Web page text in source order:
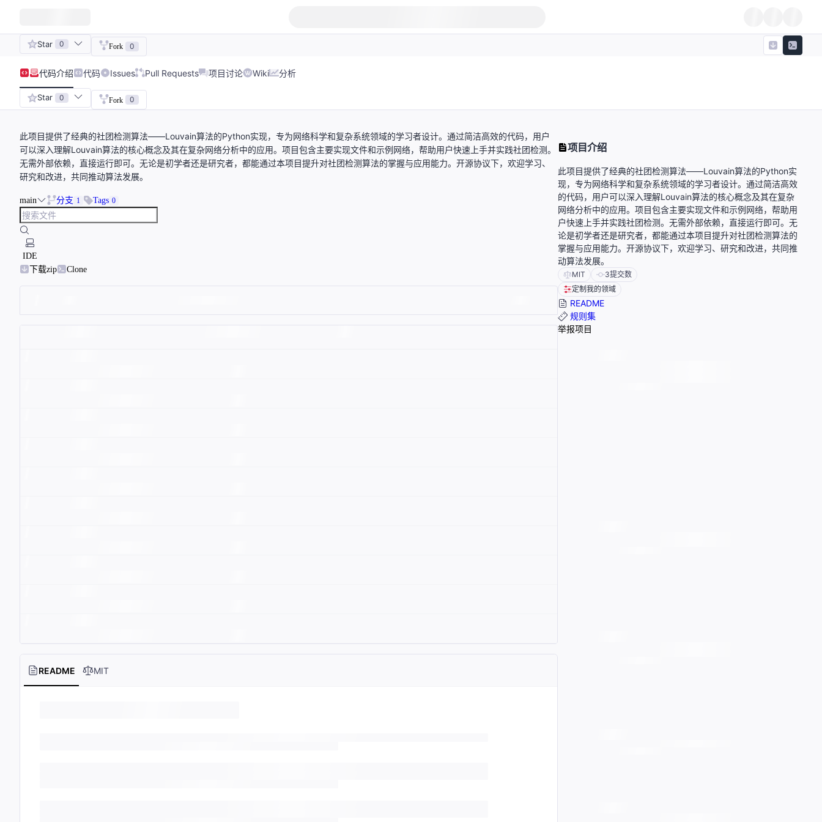
Star 0 Fork 0
代码介绍 代码 Issues Pull Requests 项目讨论 Wiki 分析
Star 0 Fork 0
此项目提供了经典的社团检测算法——Louvain算法的Python实现，专为网络科学和复杂系统领域的学习者设计。通过简洁高效的代码，用户
可以深入理解Louvain算法的核心概念及其在复杂网络分析中的应用。项目包含主要实现文件和示例网络，帮助用户快速上手并实践社团检测。
无需外部依赖，直接运行即可。无论是初学者还是研究者，都能通过本项目提升对社团检测算法的掌握与应用能力。开源协议下，欢迎学习、
研究和改进，共同推动算法发展。
main 分支 1 Tags 0
IDE
下载zip
Clone
README MIT
项目介绍
此项目提供了经典的社团检测算法——Louvain算法的Python实
现，专为网络科学和复杂系统领域的学习者设计。通过简洁高效
的代码，用户可以深入理解Louvain算法的核心概念及其在复杂
网络分析中的应用。项目包含主要实现文件和示例网络，帮助用
户快速上手并实践社团检测。无需外部依赖，直接运行即可。无
论是初学者还是研究者，都能通过本项目提升对社团检测算法的
掌握与应用能力。开源协议下，欢迎学习、研究和改进，共同推
动算法发展。
MIT 3提交数
定制我的领域
README
规则集
举报项目